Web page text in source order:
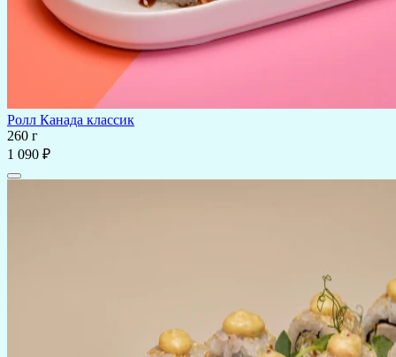
Ролл Канада классик
260 г
1 090 ₽